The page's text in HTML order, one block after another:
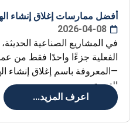
أفضل ممارسات إغلاق إنشاء
2026-04-08
في المشاريع الصناعية
الفعلية جزءًا واحدًا فقط من
—المعروفة باسم إغلاق إنشاء
التي يتم
اعرف المزيد...